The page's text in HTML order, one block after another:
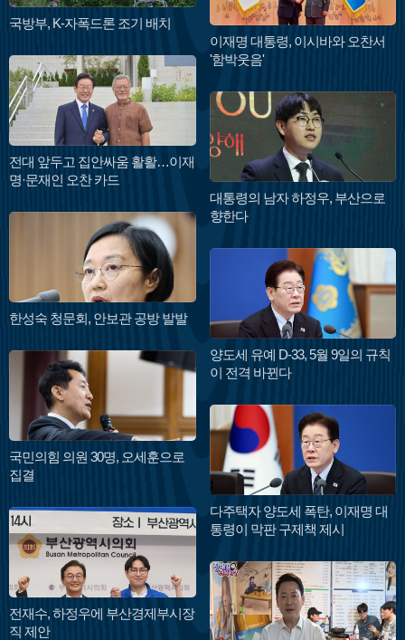
국방부, K-자폭드론 조기 배치
전대 앞두고 집안싸움 활활…이재
명·문재인 오찬 카드
한성숙 청문회, 안보관 공방 발발
국민의힘 의원 30명, 오세훈으로
집결
전재수, 하정우에 부산경제부시장
직 제안
이재명 대통령, 이시바와 오찬서
'함박웃음'
대통령의 남자 하정우, 부산으로
향한다
양도세 유예 D-33, 5월 9일의 규칙
이 전격 바뀐다
다주택자 양도세 폭탄, 이재명 대
통령이 막판 구제책 제시